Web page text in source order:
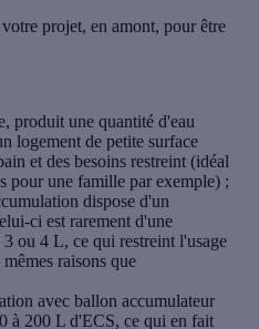
projet, en amont, pour être
produit une quantité d'eau
logement de petite surface
et des besoins restreint (idéal
pour une famille par exemple) ;
dispose d'un
ci est rarement d'une
3 ou 4 L, ce qui restreint l'usage
raisons que
avec ballon accumulateur
à 200 L d'ECS, ce qui en fait